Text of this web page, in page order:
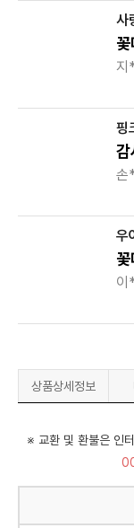
사
지
핑
감
손
우
이
상품상세정보
※ 교환 및 환불은 인